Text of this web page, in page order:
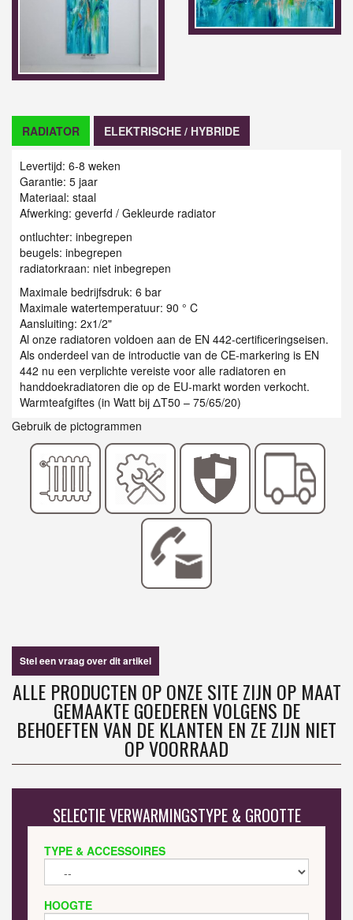
RADIATOR ELEKTRISCHE / HYBRIDE
Levertijd: 6-8 weken
Garantie: 5 jaar
Materiaal: staal
Afwerking: geverfd / Gekleurde radiator
ontluchter: inbegrepen
beugels: inbegrepen
radiatorkraan: niet inbegrepen
Maximale bedrijfsdruk: 6 bar
Maximale watertemperatuur: 90 ° C
Aansluiting: 2x1/2"
Al onze radiatoren voldoen aan de EN 442-certificeringseisen.
Als onderdeel van de introductie van de CE-markering is EN
442 nu een verplichte vereiste voor alle radiatoren en
handdoekradiatoren die op de EU-markt worden verkocht.
Warmteafgiftes (in Watt bij ΔT50 – 75/65/20)
Gebruik de pictogrammen
Stel een vraag over dit artikel
ALLE PRODUCTEN OP ONZE SITE ZIJN OP MAAT
GEMAAKTE GOEDEREN VOLGENS DE
BEHOEFTEN VAN DE KLANTEN EN ZE ZIJN NIET
OP VOORRAAD
SELECTIE VERWARMINGSTYPE & GROOTTE
TYPE & ACCESSOIRES
HOOGTE